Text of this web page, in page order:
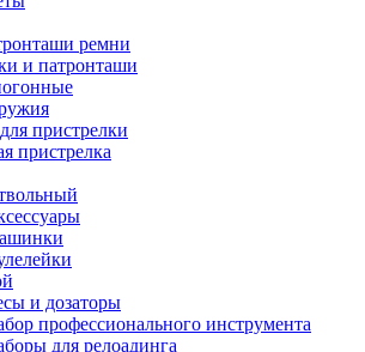
ремни
и патронташи
пристрелки
пристрелка
и дозаторы
профессионального инструмента
для релоадинга